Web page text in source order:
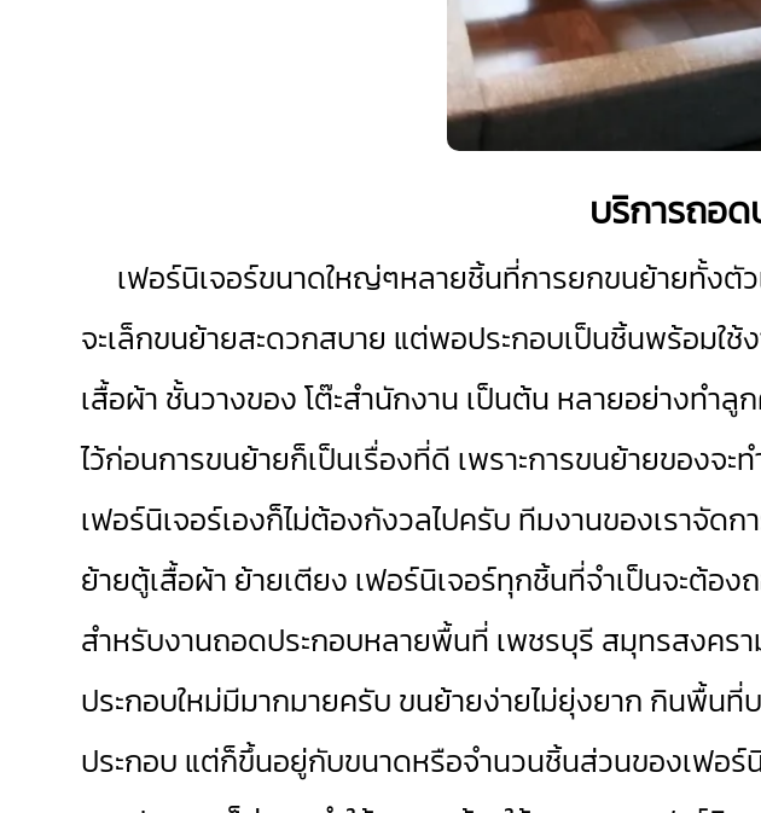
บริการถอด
เฟอร์นิเจอร์ขนาดใหญ่ๆหลายชิ้นที่การยกขนย้ายทั้งตัว
จะเล็กขนย้ายสะดวกสบาย แต่พอประกอบเป็นชิ้นพร้อมใ
เสื้อผ้า ชั้นวางของ โต๊ะสำนักงาน เป็นต้น หลายอย่างทำ
ไว้ก่อนการขนย้ายก็เป็นเรื่องที่ดี เพราะการขนย้ายของจ
เฟอร์นิเจอร์เองก็ไม่ต้องกังวลไปครับ ทีมงานของเราจัด
ย้ายตู้เสื้อผ้า ย้ายเตียง เฟอร์นิเจอร์ทุกชิ้นที่จำเป็นจะต้อง
สำหรับงานถอดประกอบหลายพื้นที่ เพชรบุรี สมุทรสงคร
ประกอบใหม่มีมากมายครับ ขนย้ายง่ายไม่ยุ่งยาก กินพื้นที่
ประกอบ แต่ก็ขึ้นอยู่กับขนาดหรือจำนวนชิ้นส่วนของเฟอร์